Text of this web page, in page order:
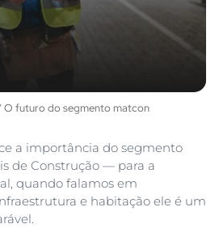
O futuro do segmento matcon
a importância do segmento
de Construção — para a
quando falamos em
e habitação ele é um